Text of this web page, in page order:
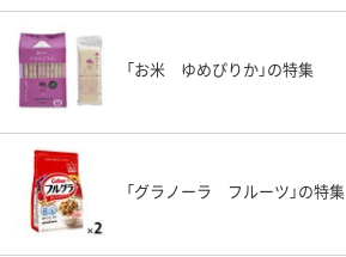
「お米 ゆめぴりか」の特集
「グラノーラ フルーツ」の特集